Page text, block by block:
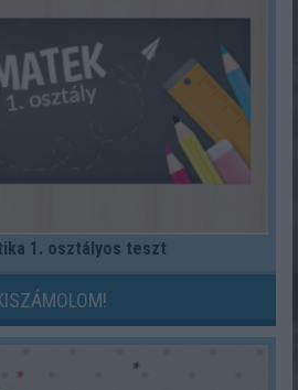
1. osztályos teszt